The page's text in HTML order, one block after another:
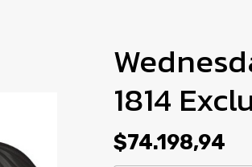
1814
$74.198,94